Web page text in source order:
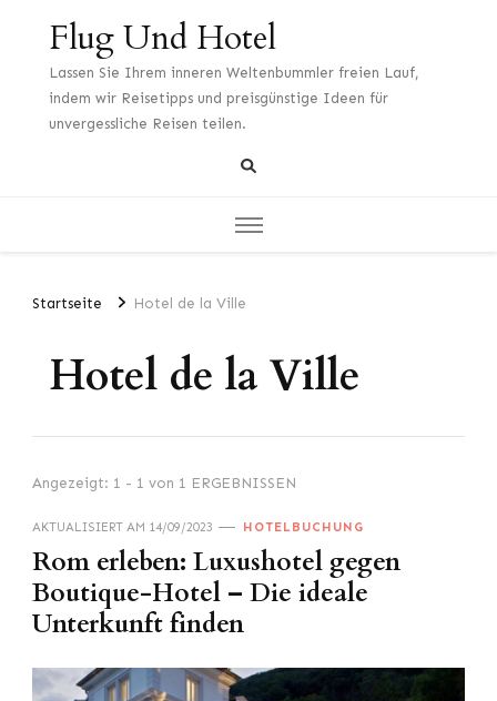
Flug Und Hotel
Lassen Sie Ihrem inneren Weltenbummler freien Lauf,
indem wir Reisetipps und preisgünstige Ideen für
unvergessliche Reisen teilen.
Startseite Hotel de la Ville
Hotel de la Ville
Angezeigt: 1 - 1 von 1 ERGEBNISSEN
AKTUALISIERT AM 14/09/2023 HOTELBUCHUNG
Rom erleben: Luxushotel gegen
Boutique-Hotel – Die ideale
Unterkunft finden